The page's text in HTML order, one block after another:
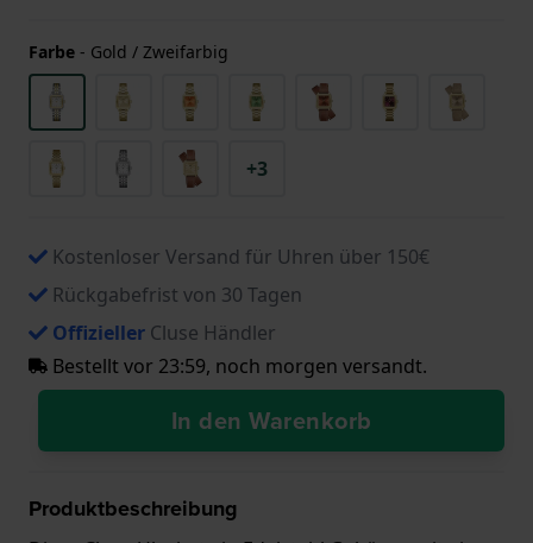
Farbe - Gold / Zweifarbig
+3
Kostenloser Versand für Uhren über 150€
Rückgabefrist von 30 Tagen
Offizieller Cluse Händler
Bestellt vor 23:59, noch morgen versandt.
In den Warenkorb
Produktbeschreibung